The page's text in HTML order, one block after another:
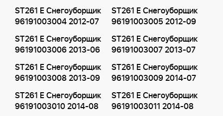
ST261 E Снегоуборщик
96191003004 2012-07
ST261 E Снегоуборщик
96191003005 2012-09
ST261 E Снегоуборщик
96191003006 2013-06
ST261 E Снегоуборщик
96191003007 2013-07
ST261 E Снегоуборщик
96191003008 2013-09
ST261 E Снегоуборщик
96191003009 2014-07
ST261 E Снегоуборщик
96191003010 2014-08
ST261 E Снегоуборщик
96191003011 2014-08